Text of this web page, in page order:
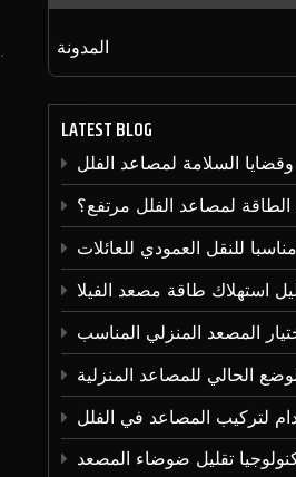
المدونة
LATEST BLOG
وقضايا السلامة لمصاعد الفلل
الطاقة لمصاعد الفلل مرتفع؟
المنزلية حلا مناسبا للنقل العمودي للعائلات
استهلاك طاقة مصعد الفيلا
المصعد المنزلي المناسب
الحالي للمصاعد المنزلية
الرئيسية ومزايا الاستخدام لتركيب المصاعد في الفلل
تكنولوجيا تقليل ضوضاء المصعد